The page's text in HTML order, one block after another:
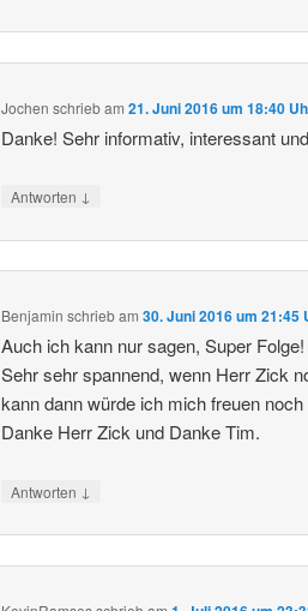
Jochen schriebam21. Juni 2016 um 18:40
Danke! Sehr informativ, interessant
Antworten ↓
Benjamin schriebam30. Juni 2016 um 21:45
Auch ich kann nur sagen, Super Folge!
Sehr sehr spannend, wenn Herr Zick
kann dann würde ich mich freuen
Danke Herr Zick und Danke Tim.
Antworten ↓